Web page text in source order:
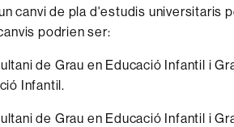
canvi de pla d'estudis universitaris
podrien ser:
de Grau en Educació Infantil i
Infantil.
de Grau en Educació Infantil i